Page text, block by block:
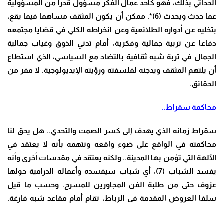
الحداثي بذلك، فهو كأحد عمال الفكر مسؤول قدراً من المسؤولية
عما حدث ويحدث (6)*. ممكن أن يكون المثقف مساهما فيما يقع،
بتخليه عن أدواره الطلائعية وعن انخراطه الكلي في قضايا مجتمعه
دفاعا عن تربية جمالية وفكرية، أمام تدني الذوق وغياب جمالية
الجمال في تربة شبه ثقافية بالتضاد مع السياسي، الذي استطاع
أن يلتهم المثقف ويدجنه لفلسفته ورؤيته الإيديولوجية. لا مفر من
الحقائق.
محاكمة سقراط..
سقراط زمانه الذي يهدف إلى كسر الصمت والتحدي.. هل يحق لنا
محاكمته في الواقع على ضوء واقعه ونتهمه بأنه لا يعتقد في
الآلهة التي تؤمن بها المدينة.. ولكنه يعتقد في مقدسات أخرى وأنه
يفسد الشباب (7)، أي شباب سيفسده وأعماله الدرامية حولها
عزوف حتى من طلبة الفن المجاورين للمسرح. وحسب ما قيل
سلفا العروض المقدمة في الرباط، تقام أمام مقاعد شبه فارغة.